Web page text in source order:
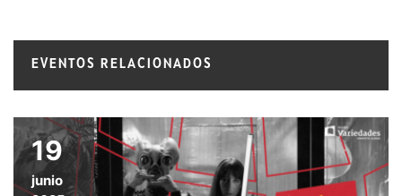
EVENTOS RELACIONADOS
19
junio